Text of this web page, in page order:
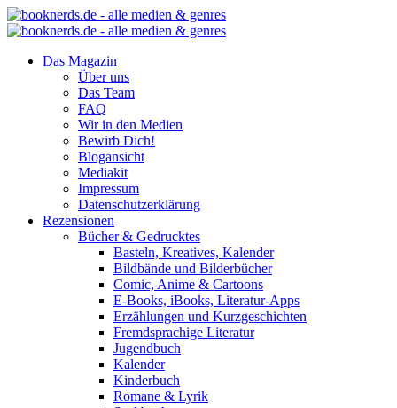
Das Magazin
Über uns
Das Team
FAQ
Wir in den Medien
Bewirb Dich!
Blogansicht
Mediakit
Impressum
Datenschutzerklärung
Rezensionen
Bücher & Gedrucktes
Basteln, Kreatives, Kalender
Bildbände und Bilderbücher
Comic, Anime & Cartoons
E-Books, iBooks, Literatur-Apps
Erzählungen und Kurzgeschichten
Fremdsprachige Literatur
Jugendbuch
Kalender
Kinderbuch
Romane & Lyrik